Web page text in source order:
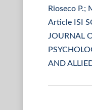
Rioseco P.;
Article ISI
JOURNAL
AND